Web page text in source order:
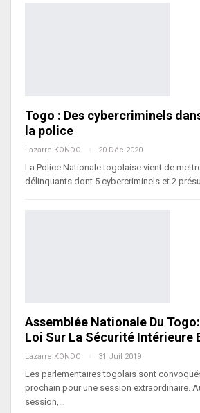
Togo : Des cybercriminels
la police
Lazarre KONDO 20 Déc 2020
La Police Nationale togolaise vient de
délinquants dont 5 cybercriminels et 2
Assemblée Nationale Du
Loi Sur La Sécurité Intérieure
Lazarre KONDO 31 Juil 2019
Les parlementaires togolais sont
prochain pour une session extraordinaire.
session,…